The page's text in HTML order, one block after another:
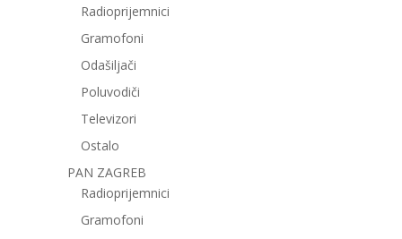
Radioprijemnici
Gramofoni
Odašiljači
Poluvodiči
Televizori
Ostalo
PAN ZAGREB
Radioprijemnici
Gramofoni